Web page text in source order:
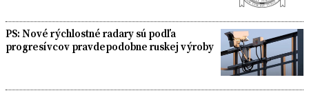
PS: Nové rýchlostné radary sú podľa
progresívcov pravdepodobne ruskej výroby